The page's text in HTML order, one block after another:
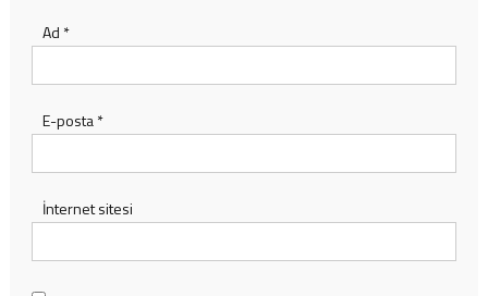
Ad *
E-posta*
İnternet sitesi